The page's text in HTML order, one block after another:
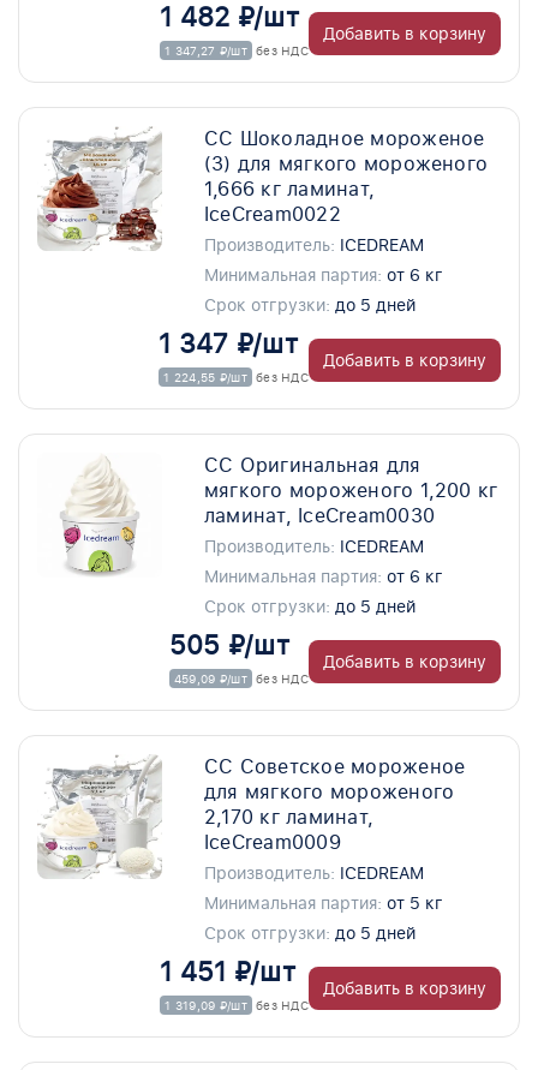
1 482 ₽/шт
1 347,27 ₽/шт без НДС
Добавить в корзину
СС Шоколадное мороженое
(3) для мягкого мороженого
1,666 кг ламинат,
IceCream0022
Производитель: ICEDREAM
Минимальная партия: от 6 кг
Срок отгрузки: до 5 дней
1 347 ₽/шт
1 224,55 ₽/шт без НДС
Добавить в корзину
СС Оригинальная для
мягкого мороженого 1,200 кг
ламинат, IceCream0030
Производитель: ICEDREAM
Минимальная партия: от 6 кг
Срок отгрузки: до 5 дней
505 ₽/шт
459,09 ₽/шт без НДС
Добавить в корзину
СС Советское мороженое
для мягкого мороженого
2,170 кг ламинат,
IceCream0009
Производитель: ICEDREAM
Минимальная партия: от 5 кг
Срок отгрузки: до 5 дней
1 451 ₽/шт
1 319,09 ₽/шт без НДС
Добавить в корзину